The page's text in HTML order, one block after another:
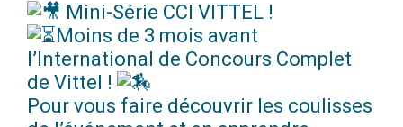
Mini-Série CCI VITTEL !
Moins de 3 mois avant
l’International de Concours Complet
de Vittel !
Pour vous faire découvrir les coulisses